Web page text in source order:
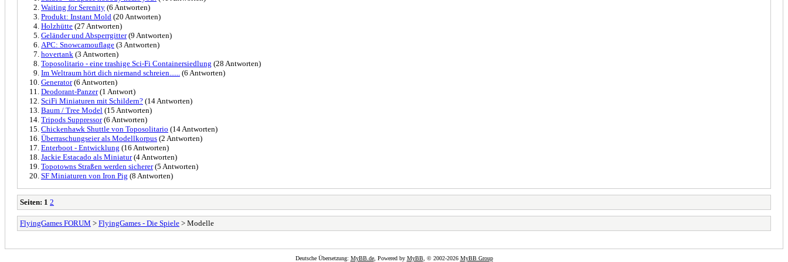
Waiting for Serenity (6 Antworten)
Produkt: Instant Mold (20 Antworten)
Holzhütte (27 Antworten)
Geländer und Absperrgitter(9 Antworten)
APC: Snowcamouflage (3 Antworten)
hovertank (3 Antworten)
Toposolitario - eine trashige Sci-Fi Containersiedlung (28 Antworten)
Im Weltraum hört dich niemand schreien......
(6 Antworten)
Generator(6 Antworten)
Deodorant-Panzer(1 Antwort)
SciFi Miniaturen mit Schildern? (14 Antworten)
Baum / Tree Model (15 Antworten)
Tripods Suppressor(6 Antworten)
Chickenhawk Shuttle von Toposolitario (14 Antworten)
Überraschungseier als Modellkorpus (2 Antworten)
Enterboot - Entwicklung (16 Antworten)
Jackie Estacado als Miniatur(4 Antworten)
Topotowns Straßen werden sicherer(5 Antworten)
SF Miniaturen von Iron Pig (8 Antworten)
Seiten: 1 2
FlyingGames FORUM > FlyingGames - Die Spiele > Modelle
Deutsche Übersetzung: MyBB.de, Powered by MyBB, © 2002-2026 MyBB Group